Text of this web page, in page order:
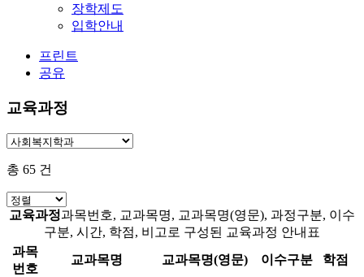
장학제도
입학안내
프린트
공유
교육과정
총 65 건
교육과정과목번호, 교과목명, 교과목명(영문), 과정구분, 이수
구분, 시간, 학점, 비고로 구성된 교육과정 안내표
과목
번호
교과목명 교과목명(영문) 이수구분 학점